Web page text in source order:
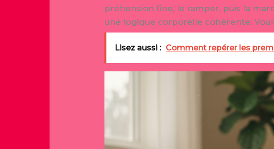
préhension fine, le ramper, puis la
une logique corporelle cohérente.
Lisez aussi : Comment repérer les